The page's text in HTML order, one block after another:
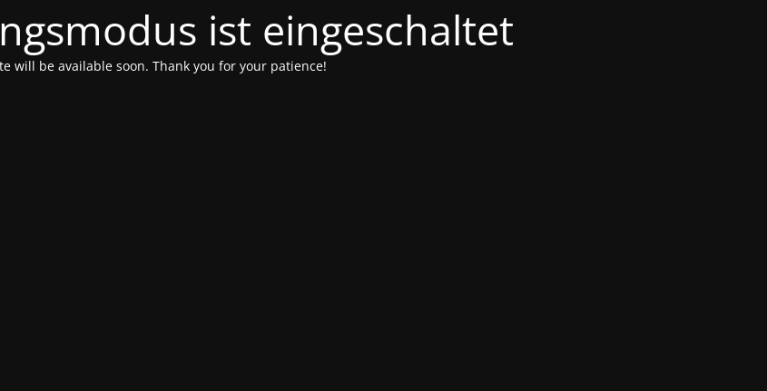
ist eingeschaltet
will be available soon. Thank you for your patience!